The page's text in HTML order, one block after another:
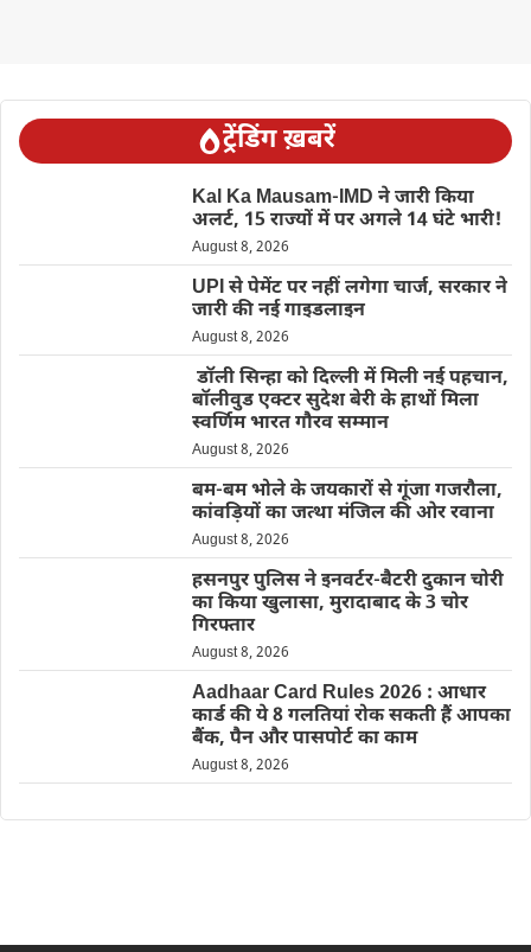
ट्रेंडिंग ख़बरें
Kal Ka Mausam-IMD ने जारी किया
अलर्ट, 15 राज्यों में पर अगले 14 घंटे भारी!
August 8, 2026
UPI से पेमेंट पर नहीं लगेगा चार्ज, सरकार ने
जारी की नई गाइडलाइन
August 8, 2026
डॉली सिन्हा को दिल्ली में मिली नई पहचान,
बॉलीवुड एक्टर सुदेश बेरी के हाथों मिला
स्वर्णिम भारत गौरव सम्मान
August 8, 2026
बम-बम भोले के जयकारों से गूंजा गजरौला,
कांवड़ियों का जत्था मंजिल की ओर रवाना
August 8, 2026
हसनपुर पुलिस ने इनवर्टर-बैटरी दुकान चोरी
का किया खुलासा, मुरादाबाद के 3 चोर
गिरफ्तार
August 8, 2026
Aadhaar Card Rules 2026 : आधार
कार्ड की ये 8 गलतियां रोक सकती हैं आपका
बैंक, पैन और पासपोर्ट का काम
August 8, 2026